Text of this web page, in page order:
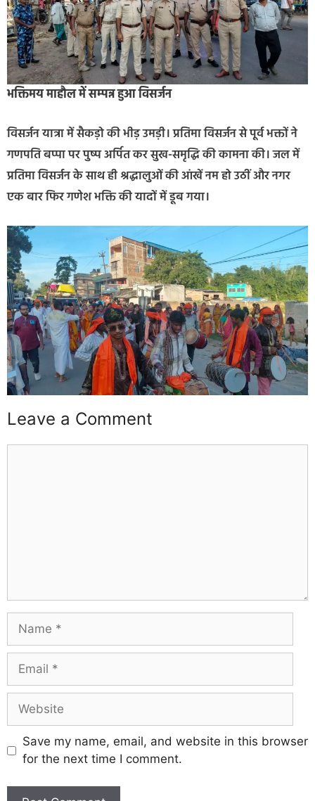
भक्तिमय माहौल में सम्पन्न हुआ विसर्जन
विसर्जन यात्रा में सैकड़ो की भीड़ उमड़ी। प्रतिमा विसर्जन से पूर्व भक्तों ने
गणपति बप्पा पर पुष्प अर्पित कर सुख-समृद्धि की कामना की। जल में
प्रतिमा विसर्जन के साथ ही श्रद्धालुओं की आंखें नम हो उठीं और नगर
एक बार फिर गणेश भक्ति की यादों में डूब गया।
Leave a Comment
Save my name, email, and website in this browser
for the next time I comment.